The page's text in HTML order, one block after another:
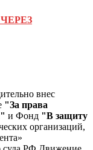
внес
"За права
и Фонд "В защиту
организаций,